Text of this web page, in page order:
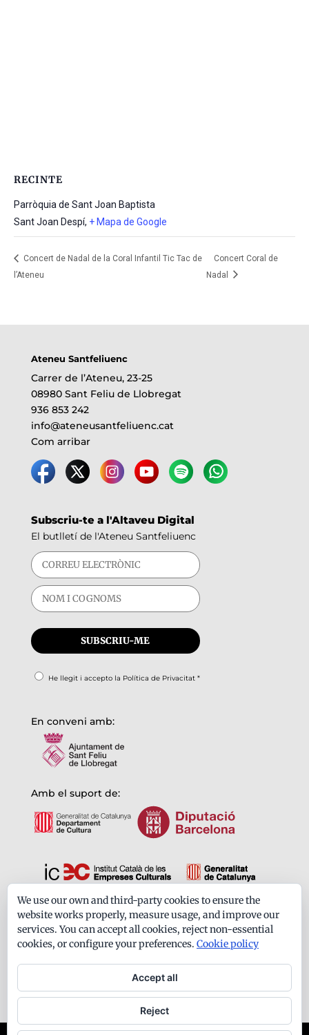
RECINTE
Parròquia de Sant Joan Baptista
Sant Joan Despí, + Mapa de Google
Concert de Nadal de la Coral Infantil Tic Tac de
l’Ateneu
Concert Coral de
Nadal
Ateneu Santfeliuenc
Carrer de l’Ateneu, 23-25
08980 Sant Feliu de Llobregat
936 853 242
info@ateneusantfeliuenc.cat
Com arribar
Subscriu-te a l'Altaveu Digital
El butlletí de l'Ateneu Santfeliuenc
He llegit i accepto la Política de Privacitat*
En conveni amb:
Amb el suport de:
Formem part de:
We use our own and third-party cookies to ensure the
website works properly, measure usage, and improve our
services. You can accept all cookies, reject non-essential
cookies, or configure your preferences. Cookie policy
Accept all
Reject